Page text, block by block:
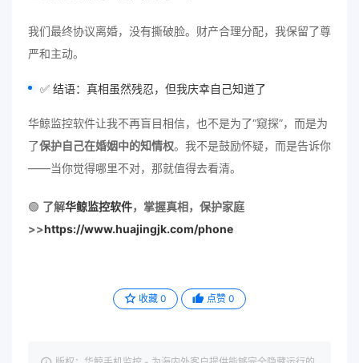
我们最终协议离婚，没有撕破脸。财产合理分配，我保留了尊
严和主动。
✅ 结语：真相虽然残忍，但我庆幸自己知道了
华鲸监控软件让我不再盲目相信，也不是为了“窥探”，而是为
了保护自己在婚姻中的知情权。我不是鼓励怀疑，而是告诉你
——当你觉得哪里不对，那就值得去看清。
🟢 了解华鲸监控软件，掌握真相，保护家庭
>>https://www.huajingjk.com/phone
收藏 0 点赞 0